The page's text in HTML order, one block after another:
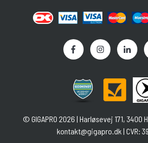
© GIGAPRO 2026 | Harløsevej 171, 3400
kontakt@gigapro.dk | CVR: